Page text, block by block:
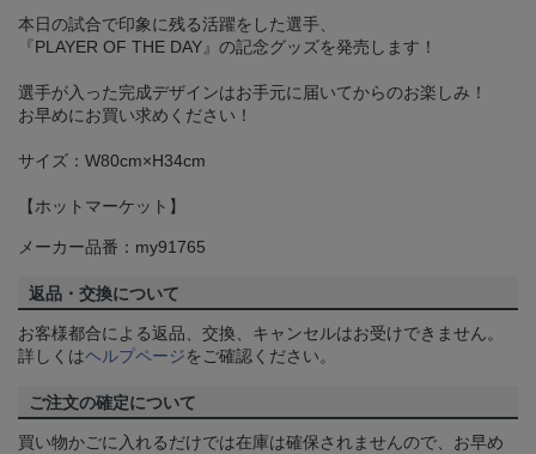
本日の試合で印象に残る活躍をした選手、
『PLAYER OF THE DAY』の記念グッズを発売します！
選手が入った完成デザインはお手元に届いてからのお楽しみ！
お早めにお買い求めください！
サイズ：W80cm×H34cm
【ホットマーケット】
メーカー品番：my91765
返品・交換について
お客様都合による返品、交換、キャンセルはお受けできません。
詳しくはヘルプページをご確認ください。
ご注文の確定について
買い物かごに入れるだけでは在庫は確保されませんので、お早め